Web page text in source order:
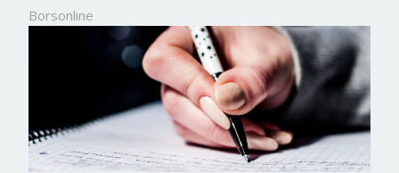
Borsonline